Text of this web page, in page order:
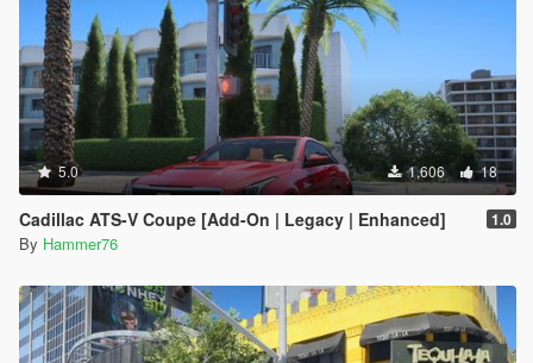
5.0 1,606 18
Cadillac ATS-V Coupe [Add-On | Legacy | Enhanced] 1.0
By Hammer76